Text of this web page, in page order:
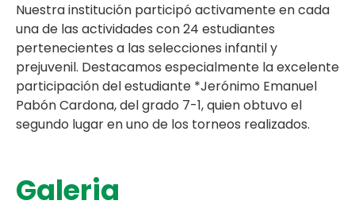
Nuestra institución participó activamente en cada
una de las actividades con 24 estudiantes
pertenecientes a las selecciones infantil y
prejuvenil. Destacamos especialmente la excelente
participación del estudiante *Jerónimo Emanuel
Pabón Cardona, del grado 7-1, quien obtuvo el
segundo lugar en uno de los torneos realizados.
Galeria